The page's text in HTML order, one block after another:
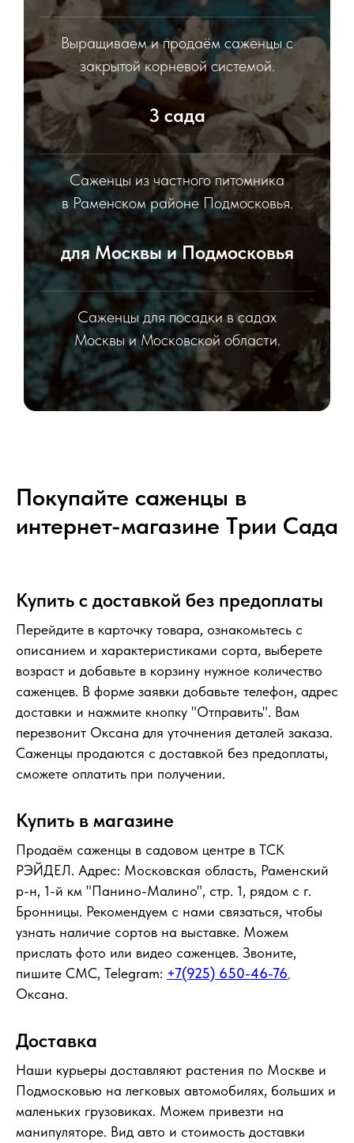
Выращиваем и продаём саженцы с
закрытой корневой системой.
3 сада
Саженцы из частного питомника
в Раменском районе Подмосковья.
для Москвы и Подмосковья
Саженцы для посадки в садах
Москвы и Московской области.
Покупайте саженцы в
интернет-магазине Tрии Сада
Купить с доставкой без предоплаты
Перейдите в карточку товара, ознакомьтесь с
описанием и характеристиками сорта, выберете
возраст и добавьте в корзину нужное количество
саженцев. В форме заявки добавьте телефон, адрес
доставки и нажмите кнопку "Отправить". Вам
перезвонит Оксана для уточнения деталей заказа.
Саженцы продаются с доставкой без предоплаты,
сможете оплатить при получении.
Купить в магазине
Продаём саженцы в садовом центре в ТСК
РЭЙДЕЛ. Адрес: Московская область, Раменский
р-н, 1-й км "Панино-Малино", стр. 1, рядом с г.
Бронницы. Рекомендуем с нами связаться, чтобы
узнать наличие сортов на выставке. Можем
прислать фото или видео саженцев. Звоните,
пишите СМС, Telegram: +7(925) 650-46-76,
Оксана.
Доставка
Наши курьеры доставляют растения по Москве и
Подмосковью на легковых автомобилях, больших и
маленьких грузовиках. Можем привезти на
манипуляторе. Вид авто и стоимость доставки